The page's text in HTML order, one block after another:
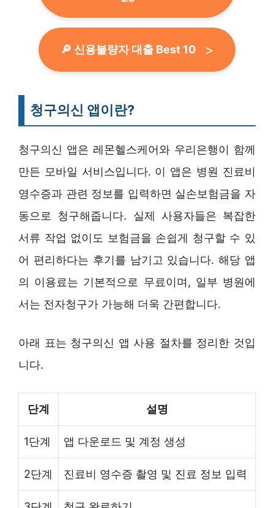
🔎 신용불량자 대출 Best 10
청구의신 앱이란?
청구의신 앱은 레몬헬스케어와 우리은행이 함께
만든 모바일 서비스입니다. 이 앱은 병원 진료비
영수증과 관련 정보를 입력하면 실손보험금을 자
동으로 청구해줍니다. 실제 사용자들은 복잡한
서류 작업 없이도 보험금을 손쉽게 청구할 수 있
어 편리하다는 후기를 남기고 있습니다. 해당 앱
의 이용료는 기본적으로 무료이며, 일부 병원에
서는 전자청구가 가능해 더욱 간편합니다.
아래 표는 청구의신 앱 사용 절차를 정리한 것입
니다.
단계 설명
1단계 앱 다운로드 및 계정 생성
2단계 진료비 영수증 촬영 및 진료 정보 입력